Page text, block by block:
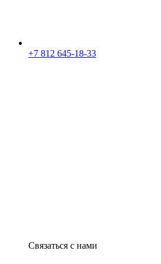
+7 812 645-18-33
Связаться с нами